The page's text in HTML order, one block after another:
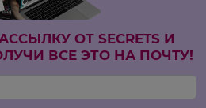
ОТ SECRETS И
ВСЕ ЭТО НА ПОЧТУ!